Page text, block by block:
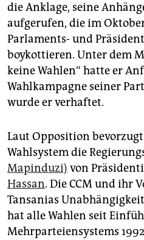
die Anklage, seine
aufgerufen, die im
Parlaments- und
boykottieren. Unter dem
keine Wahlen“ hatte er
Wahlkampagne seiner
wurde er verhaftet.
Laut Opposition
Wahlsystem die
Mapinduzi) von
Hassan. Die CCM und ihr
Tansanias
hat alle Wahlen seit
Mehrparteiensystems